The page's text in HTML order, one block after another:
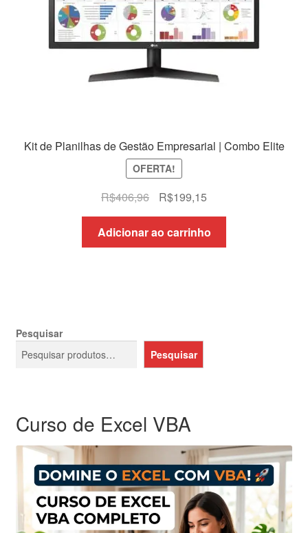
Kit de Planilhas de Gestão Empresarial | Combo Elite
OFERTA!
R$406,96
O
preço
original
era:
R$199,15O
preço
atual
é:
Adicionar ao carrinho
Pesquisar
Pesquisar
Curso de Excel VBA